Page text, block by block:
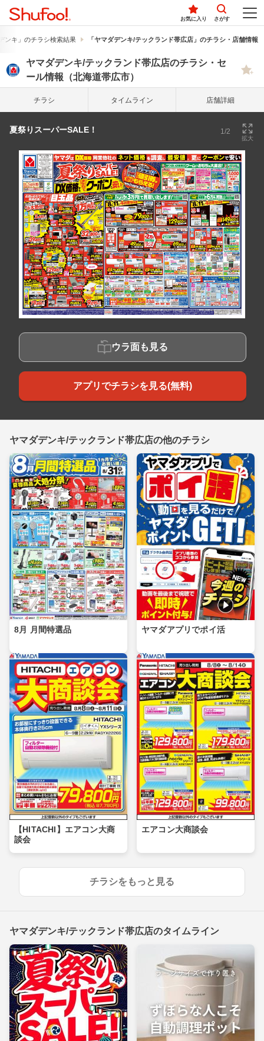
お気に入り さがす
ンキ」のチラシ検索結果 「ヤマダデンキ/テックランド帯広店」のチラシ・店舗情報
ヤマダデンキ/テックランド帯広店のチラシ・セ
ール情報（北海道帯広市）
チラシ タイム ライン 店舗詳細
夏祭りスーパーSALE！ 1/2
拡大
ウラ面も見る
アプリでチラシを見る(無料)
ヤマダデンキ/テックランド帯広店の他のチラシ
8月 月間特選品 ヤマダアプリでポイ活
【HITACHI】エアコン大商
談会
エアコン大商談会
チラシをもっと見る
ヤマダデンキ/テックランド帯広店のタイムライン